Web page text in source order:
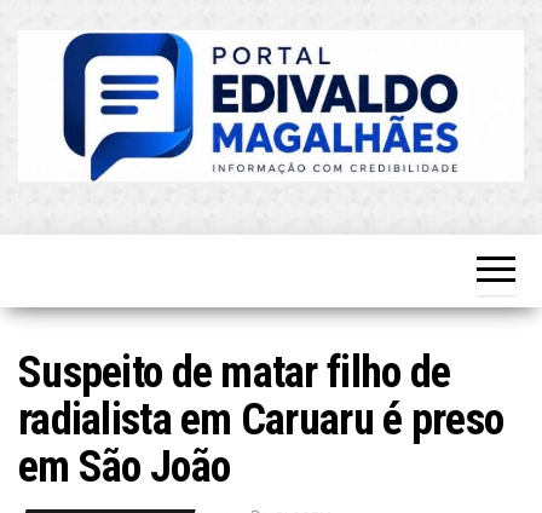
Atualizado!
Suspeito de matar filho de
radialista em Caruaru é preso
em São João